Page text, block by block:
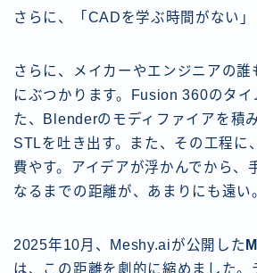
さらに、「CADを学ぶ時間がない」
さらに、メイカーやエンジニアの
にぶつかります。Fusion 360のタイ
た、Blenderのモディファイアを積
STLを吐き出す。また、その工程に
費やす。アイデアが浮かんでから、
なるまでの距離が、あまりにも遠い
2025年10月、Meshy.aiが公開した
は、この距離を劇的に縮めました。